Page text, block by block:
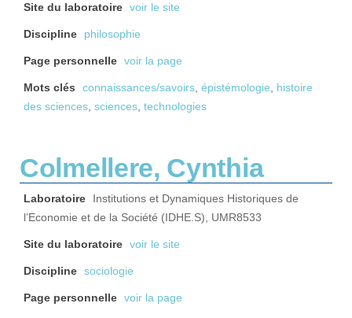
Site du laboratoire voir le site
Discipline philosophie
Page personnelle voir la page
Mots clés connaissances/savoirs, épistémologie, histoire
des sciences, sciences, technologies
Colmellere, Cynthia
Laboratoire
Institutions et Dynamiques Historiques de
l’Economie et de la Société (IDHE.S), UMR8533
Site du laboratoire voir le site
Discipline sociologie
Page personnelle voir la page